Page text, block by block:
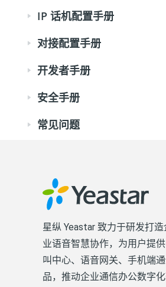
IP 话机配置手册
对接配置手册
开发者手册
安全手册
常见问题
星纵 Yeastar 致力于研发打
业语音智慧协作，为用户提
叫中心、语音网关、手机端
品，推动企业通信办公数字